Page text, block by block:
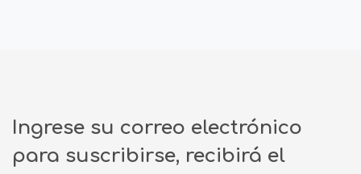
Ingrese su correo electrónico
para suscribirse, recibirá el